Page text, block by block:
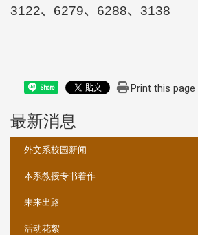
3122、 6279、 6288、 3138
Share Print this page
最新消息
外文系校园新闻
本系教授专书着作
未来出路
活动花絮